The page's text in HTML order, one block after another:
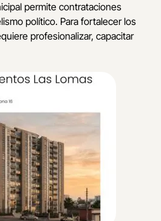
permite contrataciones
político. Para fortalecer los
profesionalizar, capacitar